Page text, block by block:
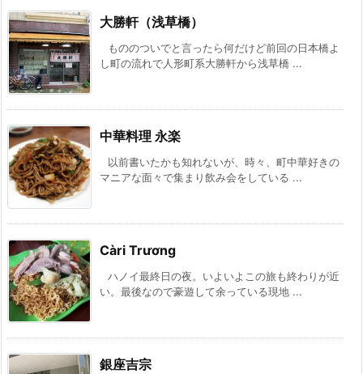
大勝軒（浅草橋）
もののついでと言ったら何だけど前回の日本橋よ
し町の流れで人形町系大勝軒から浅草橋 ...
中華料理 永楽
以前書いたかも知れないが、時々、町中華好きの
マニアな面々で集まり飲み会をしている ...
Càri Trương
ハノイ最終日の夜。いよいよこの旅も終わりが近
い。最後なので豪遊して余っている現地 ...
銀座吉宗